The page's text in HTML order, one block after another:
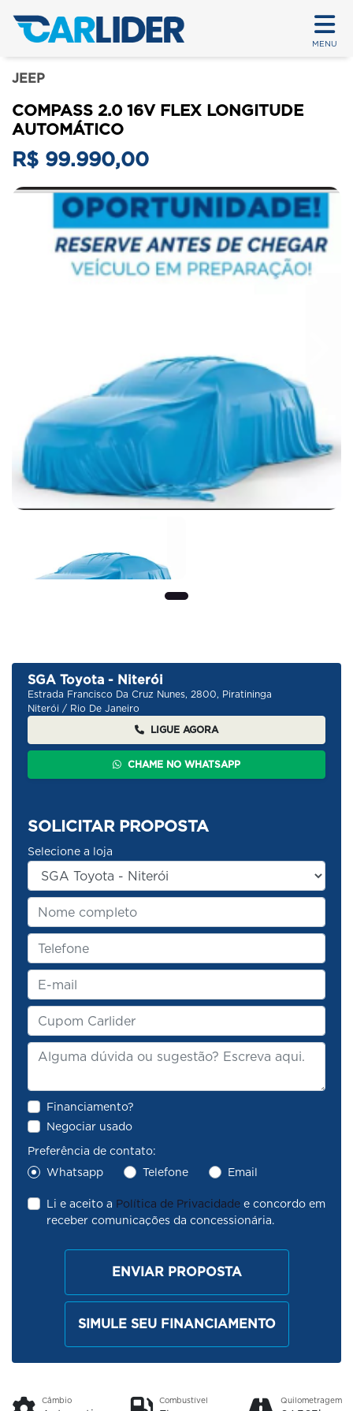
MENU
JEEP
COMPASS 2.0 16V FLEX LONGITUDE
AUTOMÁTICO
R$ 99.990,00
SGA Toyota - Niterói
Estrada Francisco Da Cruz Nunes, 2800, Piratininga
Niterói / Rio De Janeiro
LIGUE AGORA
CHAME NO WHATSAPP
SOLICITAR PROPOSTA
Selecione a loja
Financiamento?
Negociar usado
Preferência de contato:
Whatsapp
Telefone Email
Li e aceito a Política de Privacidade e concordo em
receber comunicações da concessionária.
ENVIAR PROPOSTA
SIMULE SEU FINANCIAMENTO
Câmbio Combustível Quilometragem